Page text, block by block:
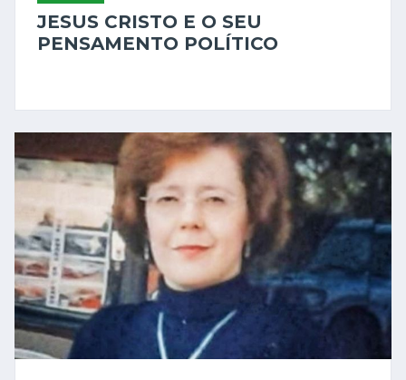
JESUS CRISTO E O SEU
PENSAMENTO POLÍTICO